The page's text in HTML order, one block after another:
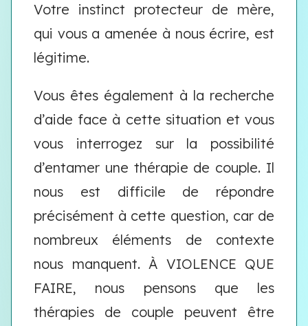
Votre instinct protecteur de mère,
qui vous a amenée à nous écrire, est
légitime.
Vous êtes également à la recherche
d’aide face à cette situation et vous
vous interrogez sur la possibilité
d’entamer une thérapie de couple. Il
nous est difficile de répondre
précisément à cette question, car de
nombreux éléments de contexte
nous manquent. À VIOLENCE QUE
FAIRE, nous pensons que les
thérapies de couple peuvent être